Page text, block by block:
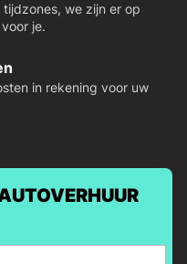
we zijn er op
je.
in rekening voor uw